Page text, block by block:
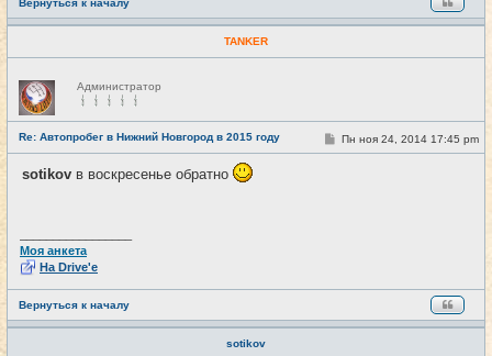
Вернуться к началу
TANKER
Н
е
в
с
е
т
и
Администратор
Re: Автопробег в Нижний Новгород в 2015 году #16
С
о
Пн ноя 24, 2014 17:45 pm
sotikov в воскресенье обратно
Моя анкета
На Drive'e
Вернуться к началу
sotikov